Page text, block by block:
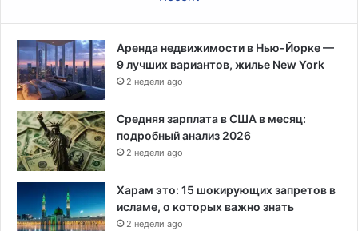
Аренда недвижимости в Нью-Йорке —
9 лучших вариантов, жилье New York
2 недели ago
Средняя зарплата в США в месяц:
подробный анализ 2026
2 недели ago
Харам это: 15 шокирующих запретов в
исламе, о которых важно знать
2 недели ago